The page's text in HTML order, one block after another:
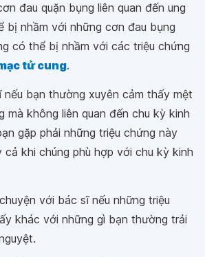
đau quặn bụng liên quan đến ung
nhầm với những cơn đau bụng
có thể bị nhầm với các triệu chứng
tử cung.
nếu bạn thường xuyên cảm thấy mệt
mà không liên quan đến chu kỳ kinh
gặp phải những triệu chứng này
cả khi chúng phù hợp với chu kỳ kinh
với bác sĩ nếu những triệu
khác với những gì bạn thường trải